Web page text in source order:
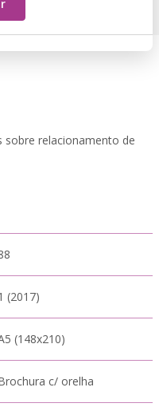
sobre relacionamento de
(2017)
(148x210)
c/ orelha